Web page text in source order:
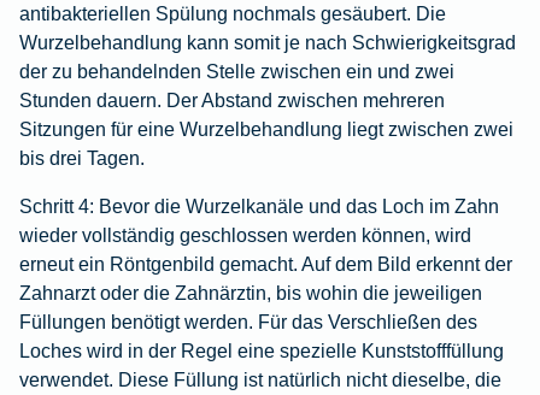
antibakteriellen Spülung nochmals gesäubert. Die
Wurzelbehandlung kann somit je nach Schwierigkeitsgrad
der zu behandelnden Stelle zwischen ein und zwei
Stunden dauern. Der Abstand zwischen mehreren
Sitzungen für eine Wurzelbehandlung liegt zwischen zwei
bis drei Tagen.
Schritt 4: Bevor die Wurzelkanäle und das Loch im Zahn
wieder vollständig geschlossen werden können, wird
erneut ein Röntgenbild gemacht. Auf dem Bild erkennt der
Zahnarzt oder die Zahnärztin, bis wohin die jeweiligen
Füllungen benötigt werden. Für das Verschließen des
Loches wird in der Regel eine spezielle Kunststofffüllung
verwendet. Diese Füllung ist natürlich nicht dieselbe, die